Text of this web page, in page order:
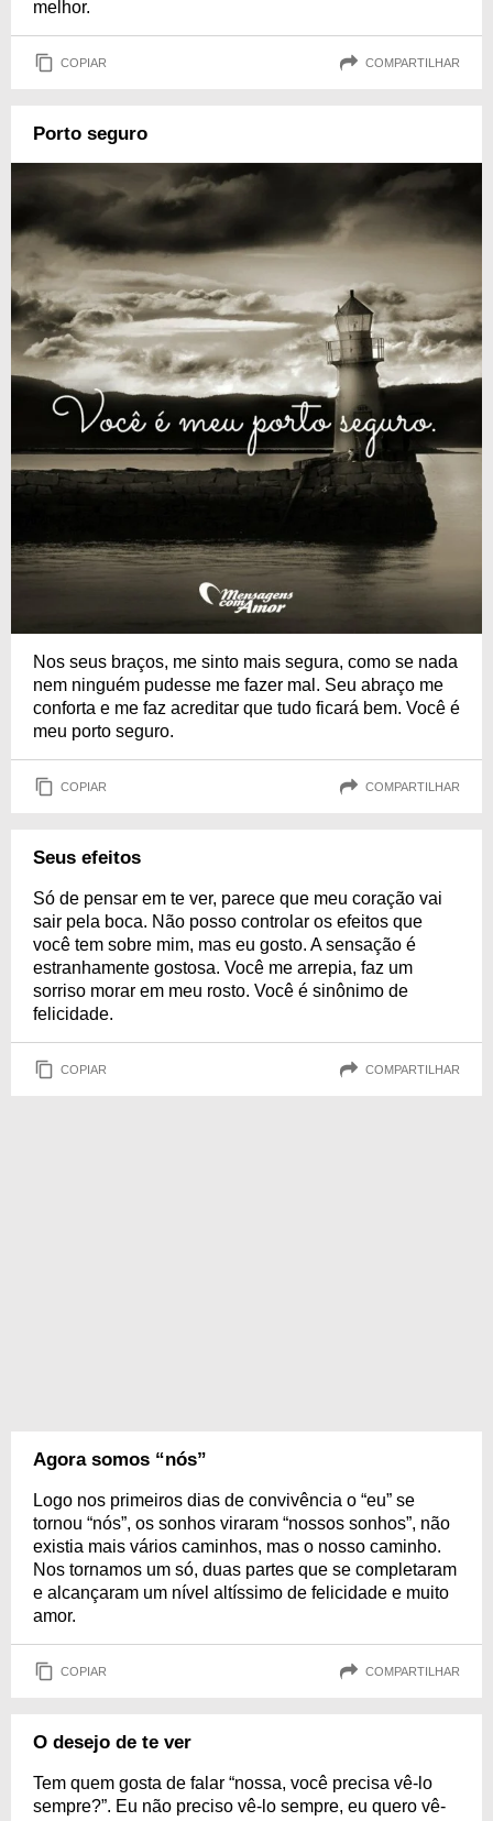
melhor.
COPIAR COMPARTILHAR
Porto seguro
Nos seus braços, me sinto mais segura, como se nada
nem ninguém pudesse me fazer mal. Seu abraço me
conforta e me faz acreditar que tudo ficará bem. Você é
meu porto seguro.
COPIAR COMPARTILHAR
Seus efeitos
Só de pensar em te ver, parece que meu coração vai
sair pela boca. Não posso controlar os efeitos que
você tem sobre mim, mas eu gosto. A sensação é
estranhamente gostosa. Você me arrepia, faz um
sorriso morar em meu rosto. Você é sinônimo de
felicidade.
COPIAR COMPARTILHAR
Agora somos “nós”
Logo nos primeiros dias de convivência o “eu” se
tornou “nós”, os sonhos viraram “nossos sonhos”, não
existia mais vários caminhos, mas o nosso caminho.
Nos tornamos um só, duas partes que se completaram
e alcançaram um nível altíssimo de felicidade e muito
amor.
COPIAR COMPARTILHAR
O desejo de te ver
Tem quem gosta de falar “nossa, você precisa vê-lo
sempre?”. Eu não preciso vê-lo sempre, eu quero vê-